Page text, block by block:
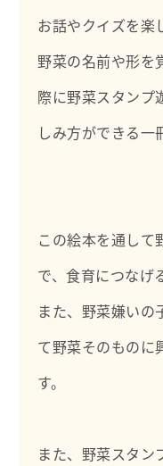
お話やクイズを楽
野菜の名前や形を
際に野菜スタンプ
しみ方ができる一
この絵本を通して
で、食育につなげ
また、野菜嫌いの
て野菜そのものに
す。
また、野菜スタン